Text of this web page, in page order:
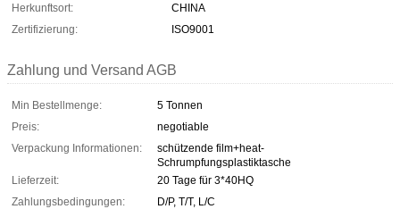
Herkunftsort:
CHINA
Zertifizierung:
ISO9001
Zahlung und Versand AGB
Min Bestellmenge:
5 Tonnen
Preis:
negotiable
Verpackung Informationen:
schützende film+heat-
Schrumpfungsplastiktasche
Lieferzeit:
20 Tage für 3*40HQ
Zahlungsbedingungen:
D/P, T/T, L/C